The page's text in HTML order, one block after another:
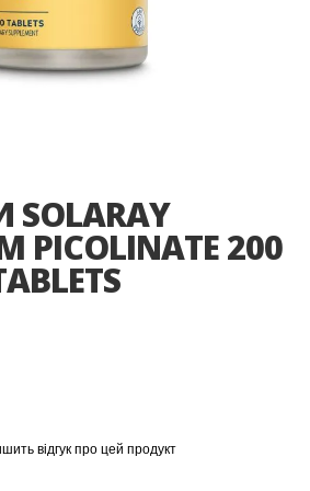
PICOLINATE 200
відгук про цей продукт